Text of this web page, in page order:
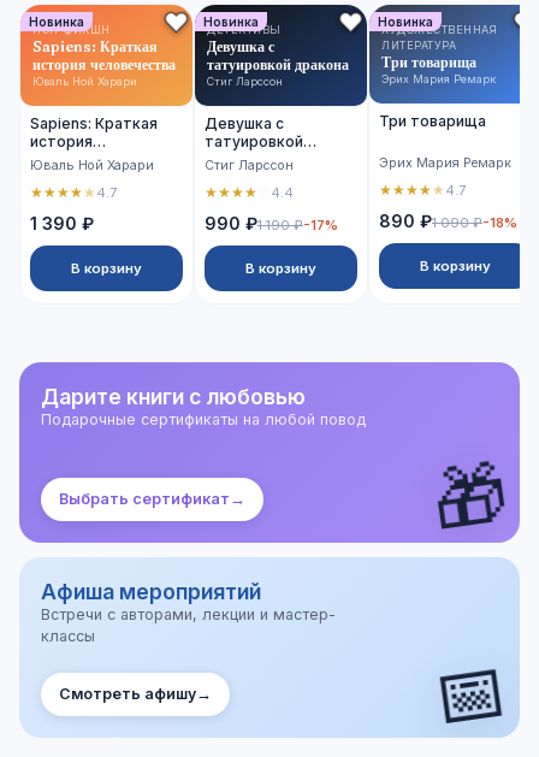
Новинка
НОН-ФИКШН
Sapiens: Краткая
история человечества
Юваль Ной Харари
Sapiens: Краткая
история
человечества
Юваль Ной Харари
★★★★★4.7
1 390 ₽
В корзину
Новинка
ДЕТЕКТИВЫ
Девушка с
татуировкой дракона
Стиг Ларссон
Девушка с
татуировкой
дракона
Стиг Ларссон
★★★★ 4.4
990 ₽1 190 ₽-17%
В корзину
Новинка
ХУДОЖЕСТВЕННАЯ
ЛИТЕРАТУРА
Три товарища
Эрих Мария Ремарк
Три товарища
Эрих Мария Ремарк
★★★★★4.7
890 ₽1 090 ₽-18%
В корзину
Дарите книги с любовью
Подарочные сертификаты на любой повод
Выбрать сертификат → 🎁
Афиша мероприятий
Встречи с авторами, лекции и мастер-
классы
Смотреть афишу→ 📅